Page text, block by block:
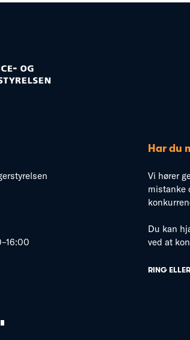
Har du
Vi hører
mistanke
Du kan
ved at
RING